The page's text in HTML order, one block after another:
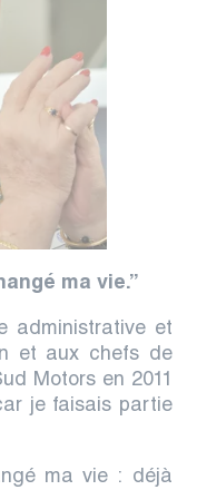
ma vie.”
administrative et
et aux chefs de
Motors en 2011
je faisais partie
ma vie : déjà